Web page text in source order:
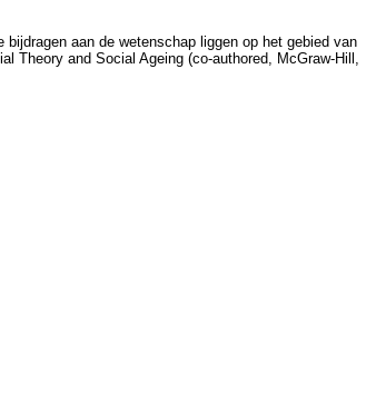
aan de wetenschap liggen op het gebied van
Theory and Social Ageing (co-authored, McGraw-Hill,